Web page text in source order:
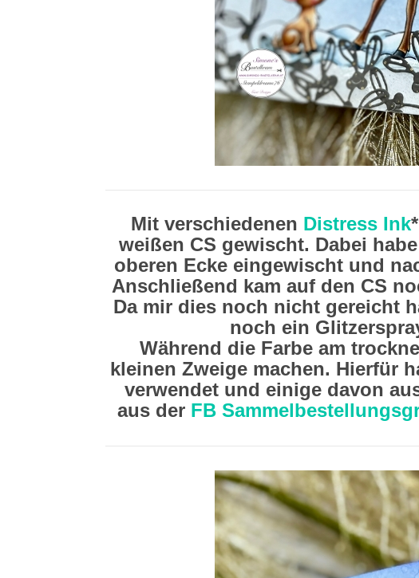
Mit verschiedenen Distress Ink
weißen CS gewischt. Dabei
oberen Ecke eingewischt und
Anschließend kam auf den CS
Da mir dies noch nicht gereicht
noch ein
Während die Farbe am
kleinen Zweige machen. Hierfür
verwendet und einige davon
aus der FB